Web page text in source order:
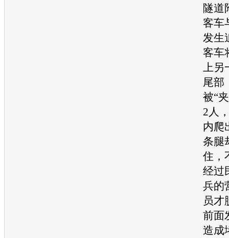
隧道
客车
发生
客车
上另
尾部
被“
2人
内爬
条腿
住，
经过
兵的
员才
前面
造成